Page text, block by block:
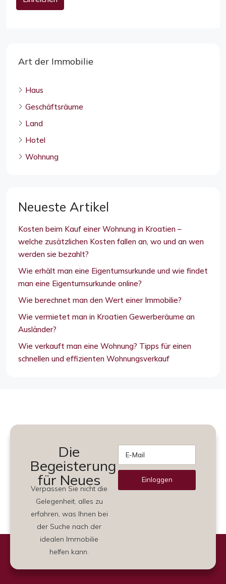
Art der Immobilie
Haus
Geschäftsräume
Land
Hotel
Wohnung
Neueste Artikel
Kosten beim Kauf einer Wohnung in Kroatien –
welche zusätzlichen Kosten fallen an, wo und an wen
werden sie bezahlt?
Wie erhält man eine Eigentumsurkunde und wie findet
man eine Eigentumsurkunde online?
Wie berechnet man den Wert einer Immobilie?
Wie vermietet man in Kroatien Gewerberäume an
Ausländer?
Wie verkauft man eine Wohnung? Tipps für einen
schnellen und effizienten Wohnungsverkauf
Die
Begeisterung
für Neues
Verpassen Sie nicht die
Gelegenheit, alles zu
erfahren, was Ihnen bei
der Suche nach der
idealen Immobilie
helfen kann.
Einloggen